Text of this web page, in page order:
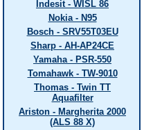
Indesit - WISL 86
Nokia - N95
Bosch - SRV55T03EU
Sharp - AH-AP24CE
Yamaha - PSR-550
Tomahawk - TW-9010
Thomas - Twin TT
Aquafilter
Ariston - Margherita 2000
(ALS 88 X)